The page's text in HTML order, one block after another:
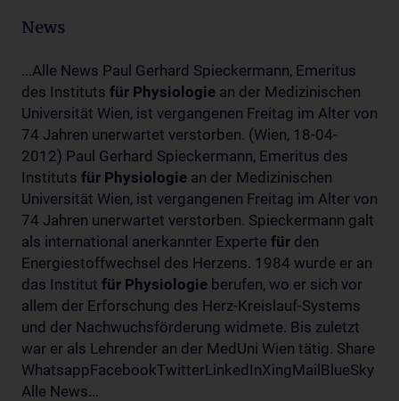
News
...Alle News Paul Gerhard Spieckermann, Emeritus
des Instituts für Physiologie an der Medizinischen
Universität Wien, ist vergangenen Freitag im Alter von
74 Jahren unerwartet verstorben. (Wien, 18-04-
2012) Paul Gerhard Spieckermann, Emeritus des
Instituts für Physiologie an der Medizinischen
Universität Wien, ist vergangenen Freitag im Alter von
74 Jahren unerwartet verstorben. Spieckermann galt
als international anerkannter Experte für den
Energiestoffwechsel des Herzens. 1984 wurde er an
das Institut für Physiologie berufen, wo er sich vor
allem der Erforschung des Herz-Kreislauf-Systems
und der Nachwuchsförderung widmete. Bis zuletzt
war er als Lehrender an der MedUni Wien tätig. Share
WhatsappFacebookTwitterLinkedInXingMailBlueSky
Alle News...